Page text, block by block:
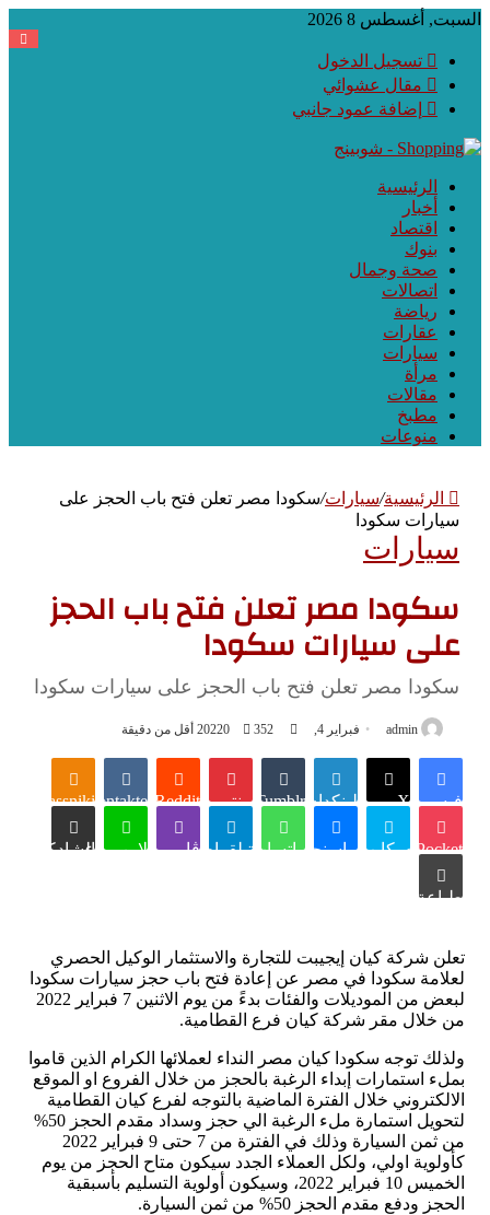
السبت, أغسطس 8 2026
تسجيل الدخول
مقال عشوائي
إضافة عمود جانبي
الرئيسية
أخبار
اقتصاد
بنوك
صحة وجمال
اتصالات
رياضة
عقارات
سيارات
مرأة
مقالات
مطبخ
منوعات
الرئيسية/سيارات/سكودا مصر تعلن فتح باب الحجز على
سيارات سكودا
سيارات
سكودا مصر تعلن فتح باب الحجز
على سيارات سكودا
سكودا مصر تعلن فتح باب الحجز على سيارات سكودا
admin فبراير 4, 2022 0 352 أقل من دقيقة
فيسبوكX لينكدإن Tumblr بينتيريستReddit
VKontakte
Pocket سكايب ماسنجرواتسابتيلقرام ڤايبر لاين مشاركة عبر البريد
طباعة
تعلن شركة كيان إيجيبت للتجارة والاستثمار الوكيل الحصري
لعلامة سكودا في مصر عن إعادة فتح باب حجز سيارات سكودا
لبعض من الموديلات والفئات بدءً من يوم الاثنين 7 فبراير 2022
من خلال مقر شركة كيان فرع القطامية.
ولذلك توجه سكودا كيان مصر النداء لعملائها الكرام الذين قاموا
بملء استمارات إبداء الرغبة بالحجز من خلال الفروع او الموقع
الالكتروني خلال الفترة الماضية بالتوجه لفرع كيان القطامية
لتحويل استمارة ملء الرغبة الي حجز وسداد مقدم الحجز 50%
من ثمن السيارة وذلك في الفترة من 7 حتى 9 فبراير 2022
كأولوية اولي، ولكل العملاء الجدد سيكون متاح الحجز من يوم
الخميس 10 فبراير 2022، وسيكون أولوية التسليم بأسبقية
الحجز ودفع مقدم الحجز 50% من ثمن السيارة.